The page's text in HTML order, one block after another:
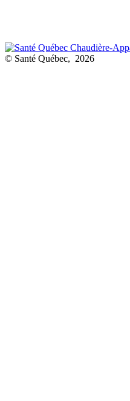
© Santé Québec, 2026